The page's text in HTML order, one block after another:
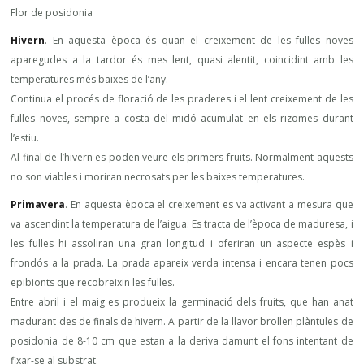
Flor de posidonia
Hivern. En aquesta època és quan el creixement de les fulles noves
aparegudes a la tardor és mes lent, quasi alentit, coincidint amb les
temperatures més baixes de l’any.
Continua el procés de floració de les praderes i el lent creixement de les
fulles noves, sempre a costa del midó acumulat en els rizomes durant
l’estiu.
Al final de l’hivern es poden veure els primers fruits. Normalment aquests
no son viables i moriran necrosats per les baixes temperatures.
Primavera. En aquesta època el creixement es va activant a mesura que
va ascendint la temperatura de l’aigua. Es tracta de l’època de maduresa, i
les fulles hi assoliran una gran longitud i oferiran un aspecte espès i
frondós a la prada. La prada apareix verda intensa i encara tenen pocs
epibionts que recobreixin les fulles.
Entre abril i el maig es produeix la germinació dels fruits, que han anat
madurant des de finals de hivern. A partir de la llavor brollen plàntules de
posidonia de 8-10 cm que estan a la deriva damunt el fons intentant de
fixar-se al substrat.